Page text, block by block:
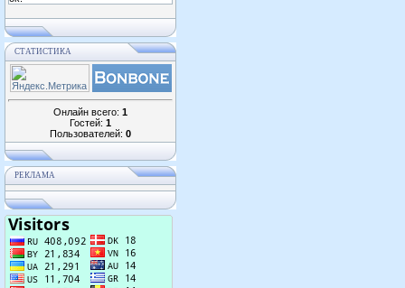
СТАТИСТИКА
Онлайн всего: 1
Гостей: 1
Пользователей: 0
РЕКЛАМА